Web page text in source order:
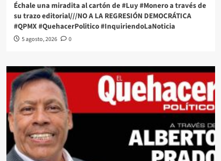
Échale una miradita al cartón de #Luy #Monero a través de
su trazo editorial///NO A LA REGRESIÓN DEMOCRÁTICA
#QPMX #QuehacerPolitico #InquiriendoLaNoticia
5 agosto, 2026 0